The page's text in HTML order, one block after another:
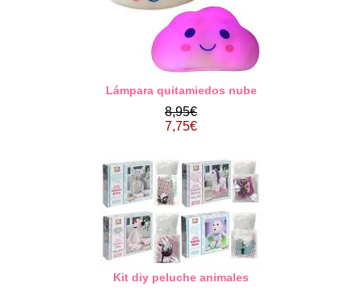
Lámpara quitamiedos nube
8,95€
7,75€
Kit diy peluche animales